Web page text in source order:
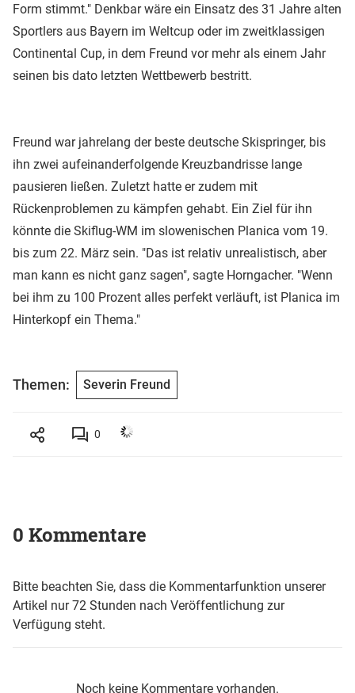
Form stimmt." Denkbar wäre ein Einsatz des 31 Jahre alten
Sportlers aus Bayern im Weltcup oder im zweitklassigen
Continental Cup, in dem Freund vor mehr als einem Jahr
seinen bis dato letzten Wettbewerb bestritt.
Freund war jahrelang der beste deutsche Skispringer, bis
ihn zwei aufeinanderfolgende Kreuzbandrisse lange
pausieren ließen. Zuletzt hatte er zudem mit
Rückenproblemen zu kämpfen gehabt. Ein Ziel für ihn
könnte die Skiflug-WM im slowenischen Planica vom 19.
bis zum 22. März sein. "Das ist relativ unrealistisch, aber
man kann es nicht ganz sagen", sagte Horngacher. "Wenn
bei ihm zu 100 Prozent alles perfekt verläuft, ist Planica im
Hinterkopf ein Thema."
Themen: Severin Freund
0
0 Kommentare
Bitte beachten Sie, dass die Kommentarfunktion unserer
Artikel nur 72 Stunden nach Veröffentlichung zur
Verfügung steht.
Noch keine Kommentare vorhanden.